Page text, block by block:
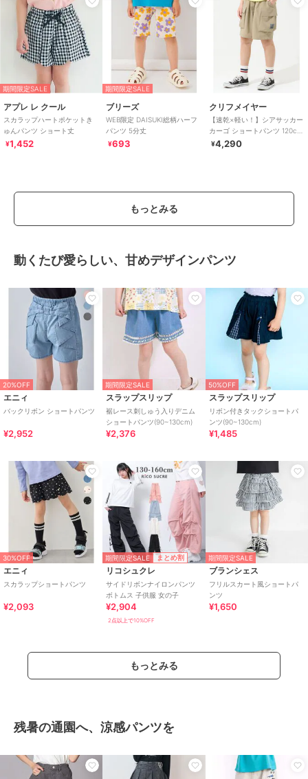
期間限定SALE
アプレ レ クール
スカラップハートポケットき
ゅんパンツ ショート丈
¥1,452
期間限定SALE
ブリーズ
WEB限定 DAISUKI総柄ハーフ
パンツ 5分丈
¥693
クリフメイヤー
【速乾×軽い！】シアサッカー
カーゴ ショートパンツ 120cm
～170cm
¥4,290
もっとみる
動くたび愛らしい、甘めデザインパンツ
20%OFF
エニィ
バックリボン ショートパンツ
¥2,952
期間限定SALE
スラップスリップ
裾レース刺しゅう入りデニム
ショートパンツ(90~130cm)
¥2,376
50%OFF
スラップスリップ
リボン付きタックショートパ
ンツ(90~130cm)
¥1,485
30%OFF
エニィ
スカラップショートパンツ
¥2,093
期間限定SALE まとめ割
リコシュクレ
サイドリボンナイロンパンツ
ボトムス 子供服 女の子
¥2,904
2点以上で10%OFF
期間限定SALE
ブランシェス
フリルスカート風ショートパ
ンツ
¥1,650
もっとみる
残暑の通園へ、涼感パンツを